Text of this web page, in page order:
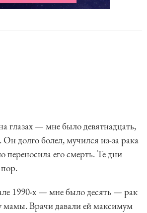
глазах — мне было девятнадцать,
Он долго болел, мучился из-за рака
переносила его смерть. Те дни
1990-х — мне было десять — рак
мамы. Врачи давали ей максимум